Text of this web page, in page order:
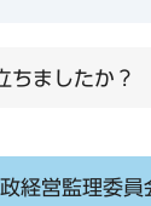
ちましたか？
経営監理委員